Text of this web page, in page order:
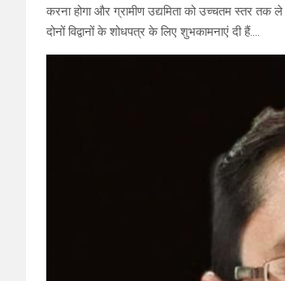
करना होगा और ग्रामीण उद्यमिता को उच्चतम स्तर तक
दोनों विद्वानों के शोधपत्र के लिए शुभकामनाएं दी हैं….